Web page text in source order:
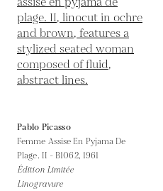
Pablo Picasso
Femme Assise En Pyjama De
Plage. II - B1062, 1961
Édition Limitée
Linogravure